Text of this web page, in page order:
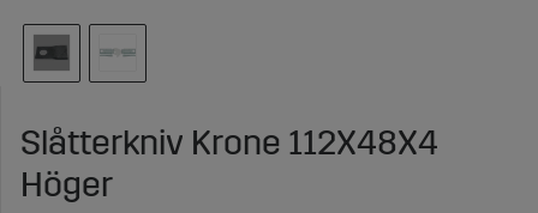
Slåtterkniv Krone 112X48X4
Höger